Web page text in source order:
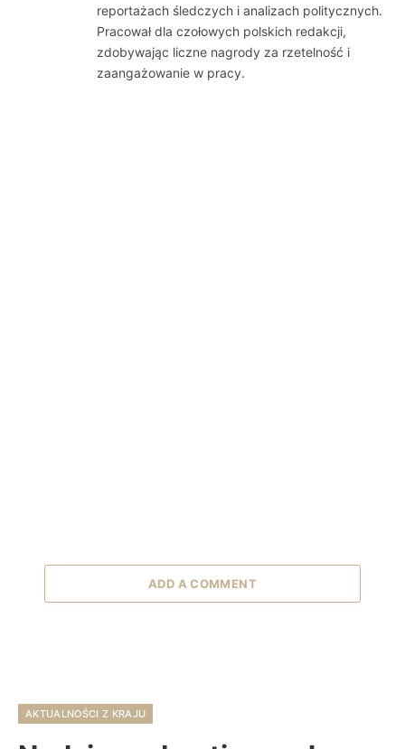
reportażach śledczych i analizach politycznych.
Pracował dla czołowych polskich redakcji,
zdobywając liczne nagrody za rzetelność i
zaangażowanie w pracy.
ADD A COMMENT
AKTUALNOŚCI Z KRAJU